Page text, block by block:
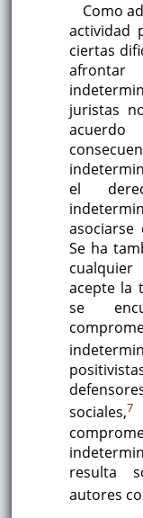
Como
actividad
ciertas
juristas
el
Se ha
acepte la
se
sociales,7
resulta
autores